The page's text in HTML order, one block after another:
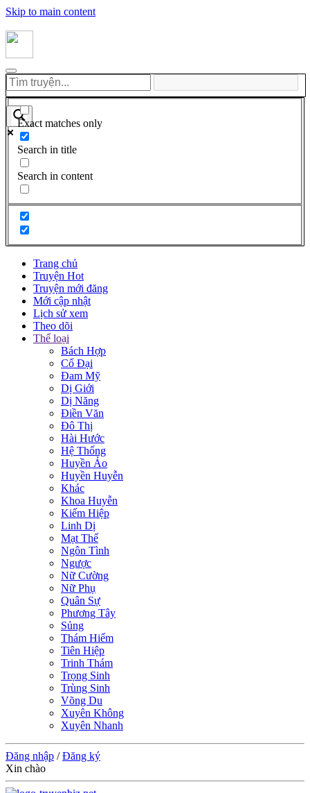
Skip to main content
Exact matches only
Search in title
Search in content
Trang chủ
Truyện Hot
Truyện mới đăng
Mới cập nhật
Lịch sử xem
Theo dõi
Thể loại
Bách Hợp
Cổ Đại
Đam Mỹ
Dị Giới
Dị Năng
Điền Văn
Đô Thị
Hài Hước
Hệ Thống
Huyền Ảo
Huyền Huyễn
Khác
Khoa Huyễn
Kiếm Hiệp
Linh Dị
Mạt Thế
Ngôn Tình
Ngược
Nữ Cường
Nữ Phụ
Quân Sự
Phương Tây
Sủng
Thám Hiểm
Tiên Hiệp
Trinh Thám
Trọng Sinh
Trùng Sinh
Võng Du
Xuyên Không
Xuyên Nhanh
Đăng nhập /Đăng ký
Xin chào